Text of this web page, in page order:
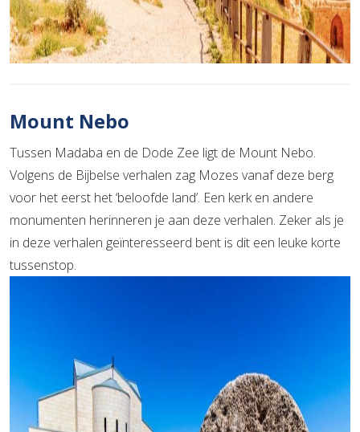
Mount Nebo
Tussen Madaba en de Dode Zee ligt de Mount Nebo.
Volgens de Bijbelse verhalen zag Mozes vanaf deze berg
voor het eerst het ‘beloofde land’. Een kerk en andere
monumenten herinneren je aan deze verhalen. Zeker als je
in deze verhalen geïnteresseerd bent is dit een leuke korte
tussenstop.